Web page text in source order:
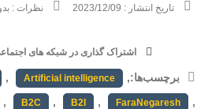
تاریخ انتشار : 2023/12/09 نظرات :
اشتراک گذاری در شبکه های
برچسب‌ها: , Artificial intelligence ,
, B2C , B2I , FaraNegaresh ,